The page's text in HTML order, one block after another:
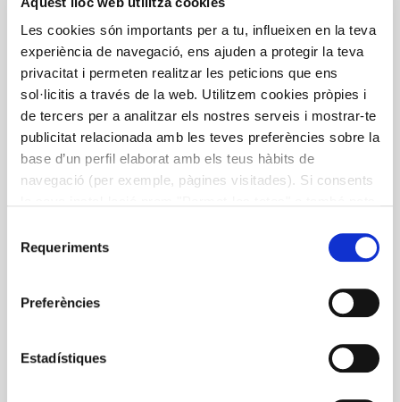
Les cookies són importants per a tu, influeixen en la teva
experiència de navegació, ens ajuden a protegir la teva
privacitat i permeten realitzar les peticions que ens
sol·licitis a través de la web. Utilitzem cookies pròpies i
de tercers per a analitzar els nostres serveis i mostrar-te
publicitat relacionada amb les teves preferències sobre la
base d’un perfil elaborat amb els teus hàbits de
navegació (per exemple, pàgines visitades). Si consents
informació a la nostra
Requeriments
Preferències
Estadístiques